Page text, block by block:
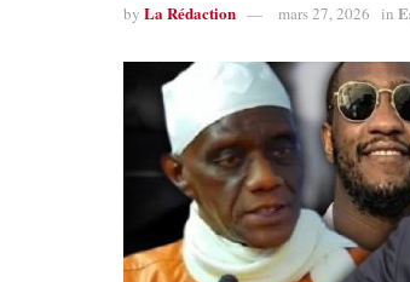
by La Rédaction mars 27, 2026 in